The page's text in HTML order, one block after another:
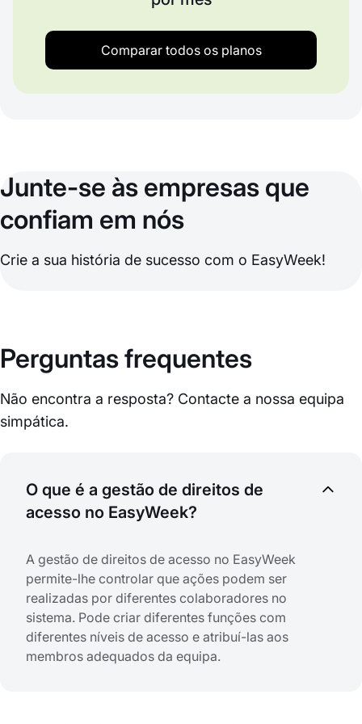
Comparar todos os planos
Junte-se às empresas que
confiam em nós
Crie a sua história de sucesso com o EasyWeek!
Perguntas frequentes
Não encontra a resposta? Contacte a nossa equipa
simpática.
O que é a gestão de direitos de
acesso no EasyWeek?
A gestão de direitos de acesso no EasyWeek
permite-lhe controlar que ações podem ser
realizadas por diferentes colaboradores no
sistema. Pode criar diferentes funções com
diferentes níveis de acesso e atribuí-las aos
membros adequados da equipa.